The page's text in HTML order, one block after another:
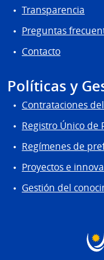
Transparencia
Preguntas
Contacto
Políticas y
Contrataciones
Registro Único de
Regímenes de
Proyectos e
Gestión del